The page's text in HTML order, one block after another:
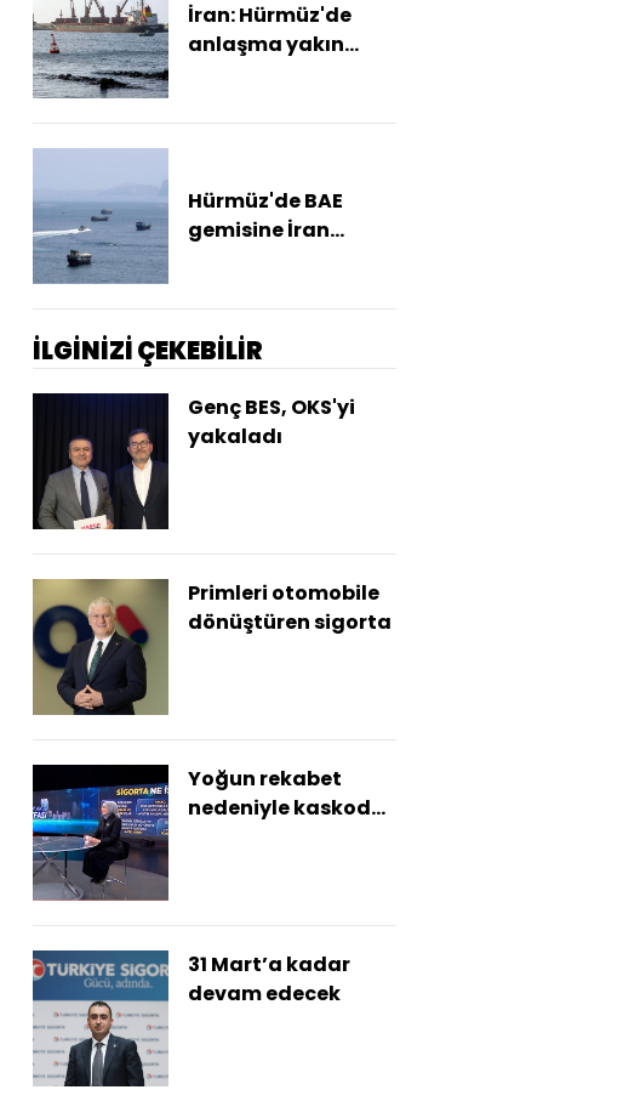
İran: Hürmüz'de
anlaşma yakın
Hürmüz'de BAE
gemisine İran
İLGİNİZİ ÇEKEBİLİR
Genç BES, OKS'yi
yakaladı
Primleri otomobile
dönüştüren sigorta
Yoğun rekabet
nedeniyle kaskoda
31 Mart’a kadar
devam edecek